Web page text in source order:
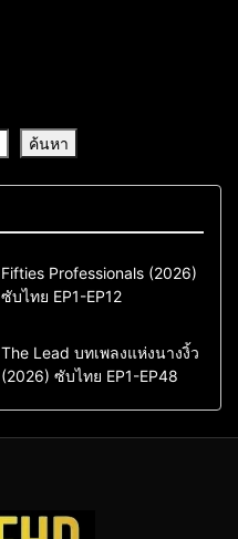
ค้นหา
Action & Adventure
Comedy
Drama
ซีรี่ย์เกาหลีซับไทย
Fifties Professionals (2026)
ซับไทย EP1-EP12
Drama
ซีรี่ย์จีน
ซีรี่ย์จีนซับไทย
The Lead บทเพลงแห่งนางงิ้ว
(2026) ซับไทย EP1-EP48